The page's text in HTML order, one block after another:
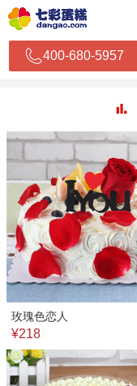
400-680-5957
玫瑰色恋人
¥218